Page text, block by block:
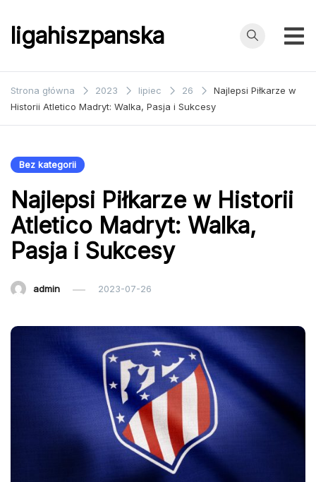
do
treści
ligahiszpanska
Strona główna 2023 lipiec 26
Najlepsi Piłkarze w
Historii Atletico Madryt: Walka, Pasja i Sukcesy
Bez kategorii
Najlepsi Piłkarze w Historii
Atletico Madryt: Walka,
Pasja i Sukcesy
admin 2023-07-26